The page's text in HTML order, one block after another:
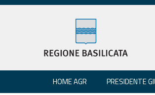
HOME AGR PRESIDENTE